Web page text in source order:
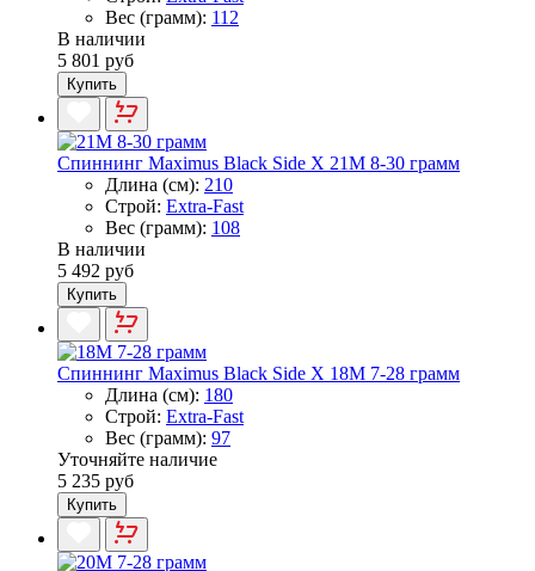
Вес (грамм): 112
В наличии
5 801 руб
Купить
Спиннинг Maximus Black Side X 21M 8-30 грамм
Длина (см): 210
Строй: Extra-Fast
Вес (грамм): 108
В наличии
5 492 руб
Купить
Спиннинг Maximus Black Side X 18M 7-28 грамм
Длина (см): 180
Строй: Extra-Fast
Вес (грамм): 97
Уточняйте наличие
5 235 руб
Купить